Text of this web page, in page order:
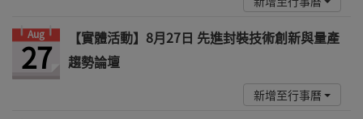
Aug
27
【實體活動】8月27日 先進封裝技術創新與量產
趨勢論壇
新增至行事曆